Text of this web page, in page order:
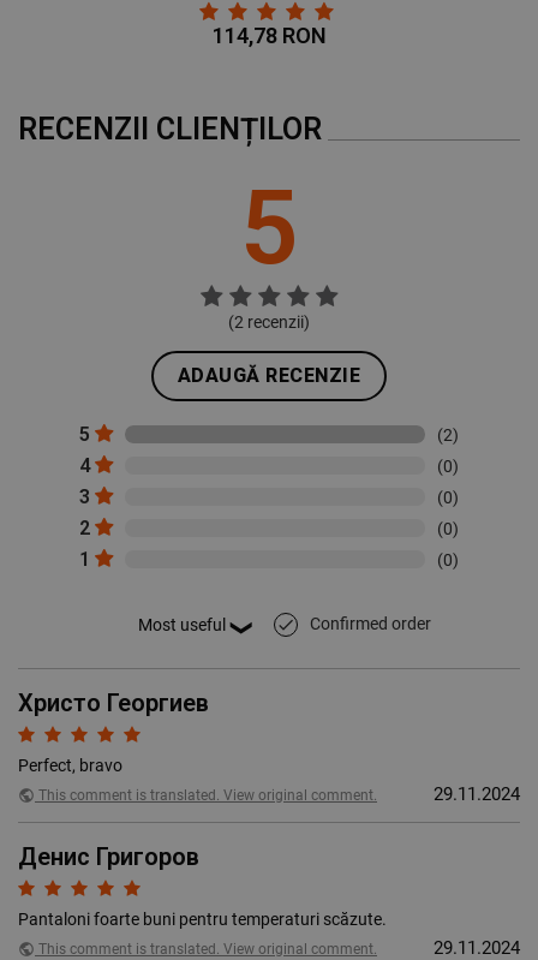
114,78 RON
RECENZII CLIENȚILOR
5
(2 recenzii)
ADAUGĂ RECENZIE
5 (2)
4 (0)
3 (0)
2 (0)
1 (0)
done Confirmed order
Христо Георгиев
Perfect, bravo
public This comment is translated. View original comment. 29.11.2024
Денис Григоров
Pantaloni foarte buni pentru temperaturi scăzute.
public This comment is translated. View original comment. 29.11.2024